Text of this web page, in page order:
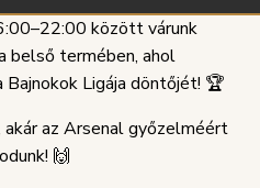
között várunk
belső termében, ahol
Ligája döntőjét! 🏆
akár az Arsenal győzelméért
🙌